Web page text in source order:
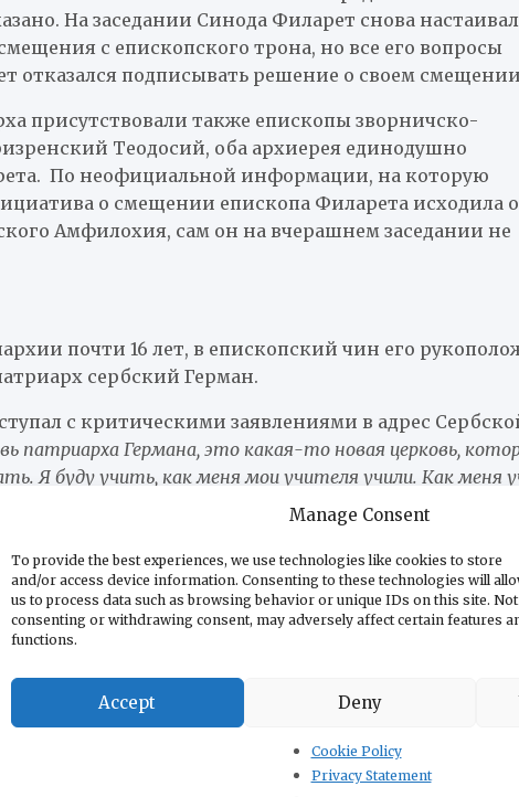
Manage Consent
To provide the best experiences, we use technologies like cookies to store
and/or access device information. Consenting to these technologies will
us to process data such as browsing behavior or unique IDs on this site. Not
consenting or withdrawing consent, may adversely affect certain features
functions.
Accept Deny
Cookie Policy
Privacy Statement
На заседании Синода Филарет снова
с епископского трона, но все его вопросы
отказался подписывать решение о своем
присутствовали также епископы зворничско-
Теодосий, оба архиерея единодушно
По неофициальной информации, на которую
о смещении епископа Филарета исходила
Амфилохия, сам он на вчерашнем заседании не
почти 16 лет, в епископский чин его
сербский Герман.
с критическими заявлениями в адрес
патриарха Германа, это какая-то новая церковь,
Я буду учить, как меня мои учителя учили. Как меня
я встану со своим народом и своей церковью»
правительства:«Ваши деды и прадеды так не делали,
нас нет ни души, ни чести, только и знаем, что мечтать
Мы никакие люди, никакой народ, если ждем, что кто-то
Черногорией санкций против России.